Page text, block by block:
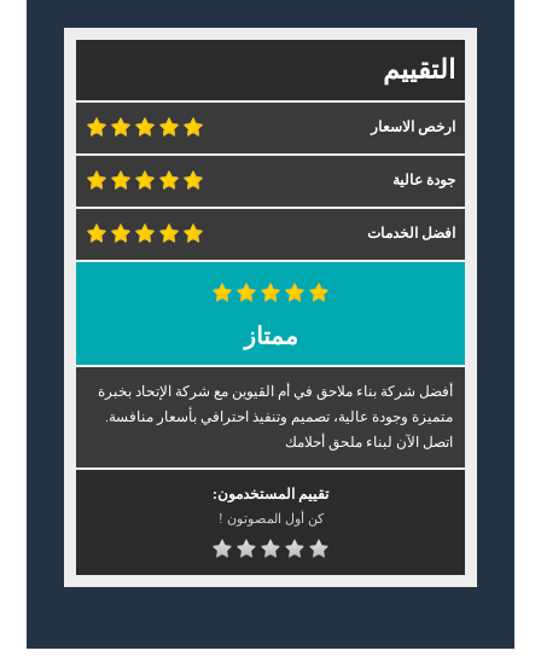
التقييم
ارخص الاسعار
جودة عالية
افضل الخدمات
ممتاز
أفضل شركة بناء ملاحق في أم القيوين مع شركة الإتحاد بخبرة
متميزة وجودة عالية، تصميم وتنفيذ احترافي بأسعار منافسة.
اتصل الآن لبناء ملحق أحلامك
تقييم المستخدمون:
كن أول المصوتون !